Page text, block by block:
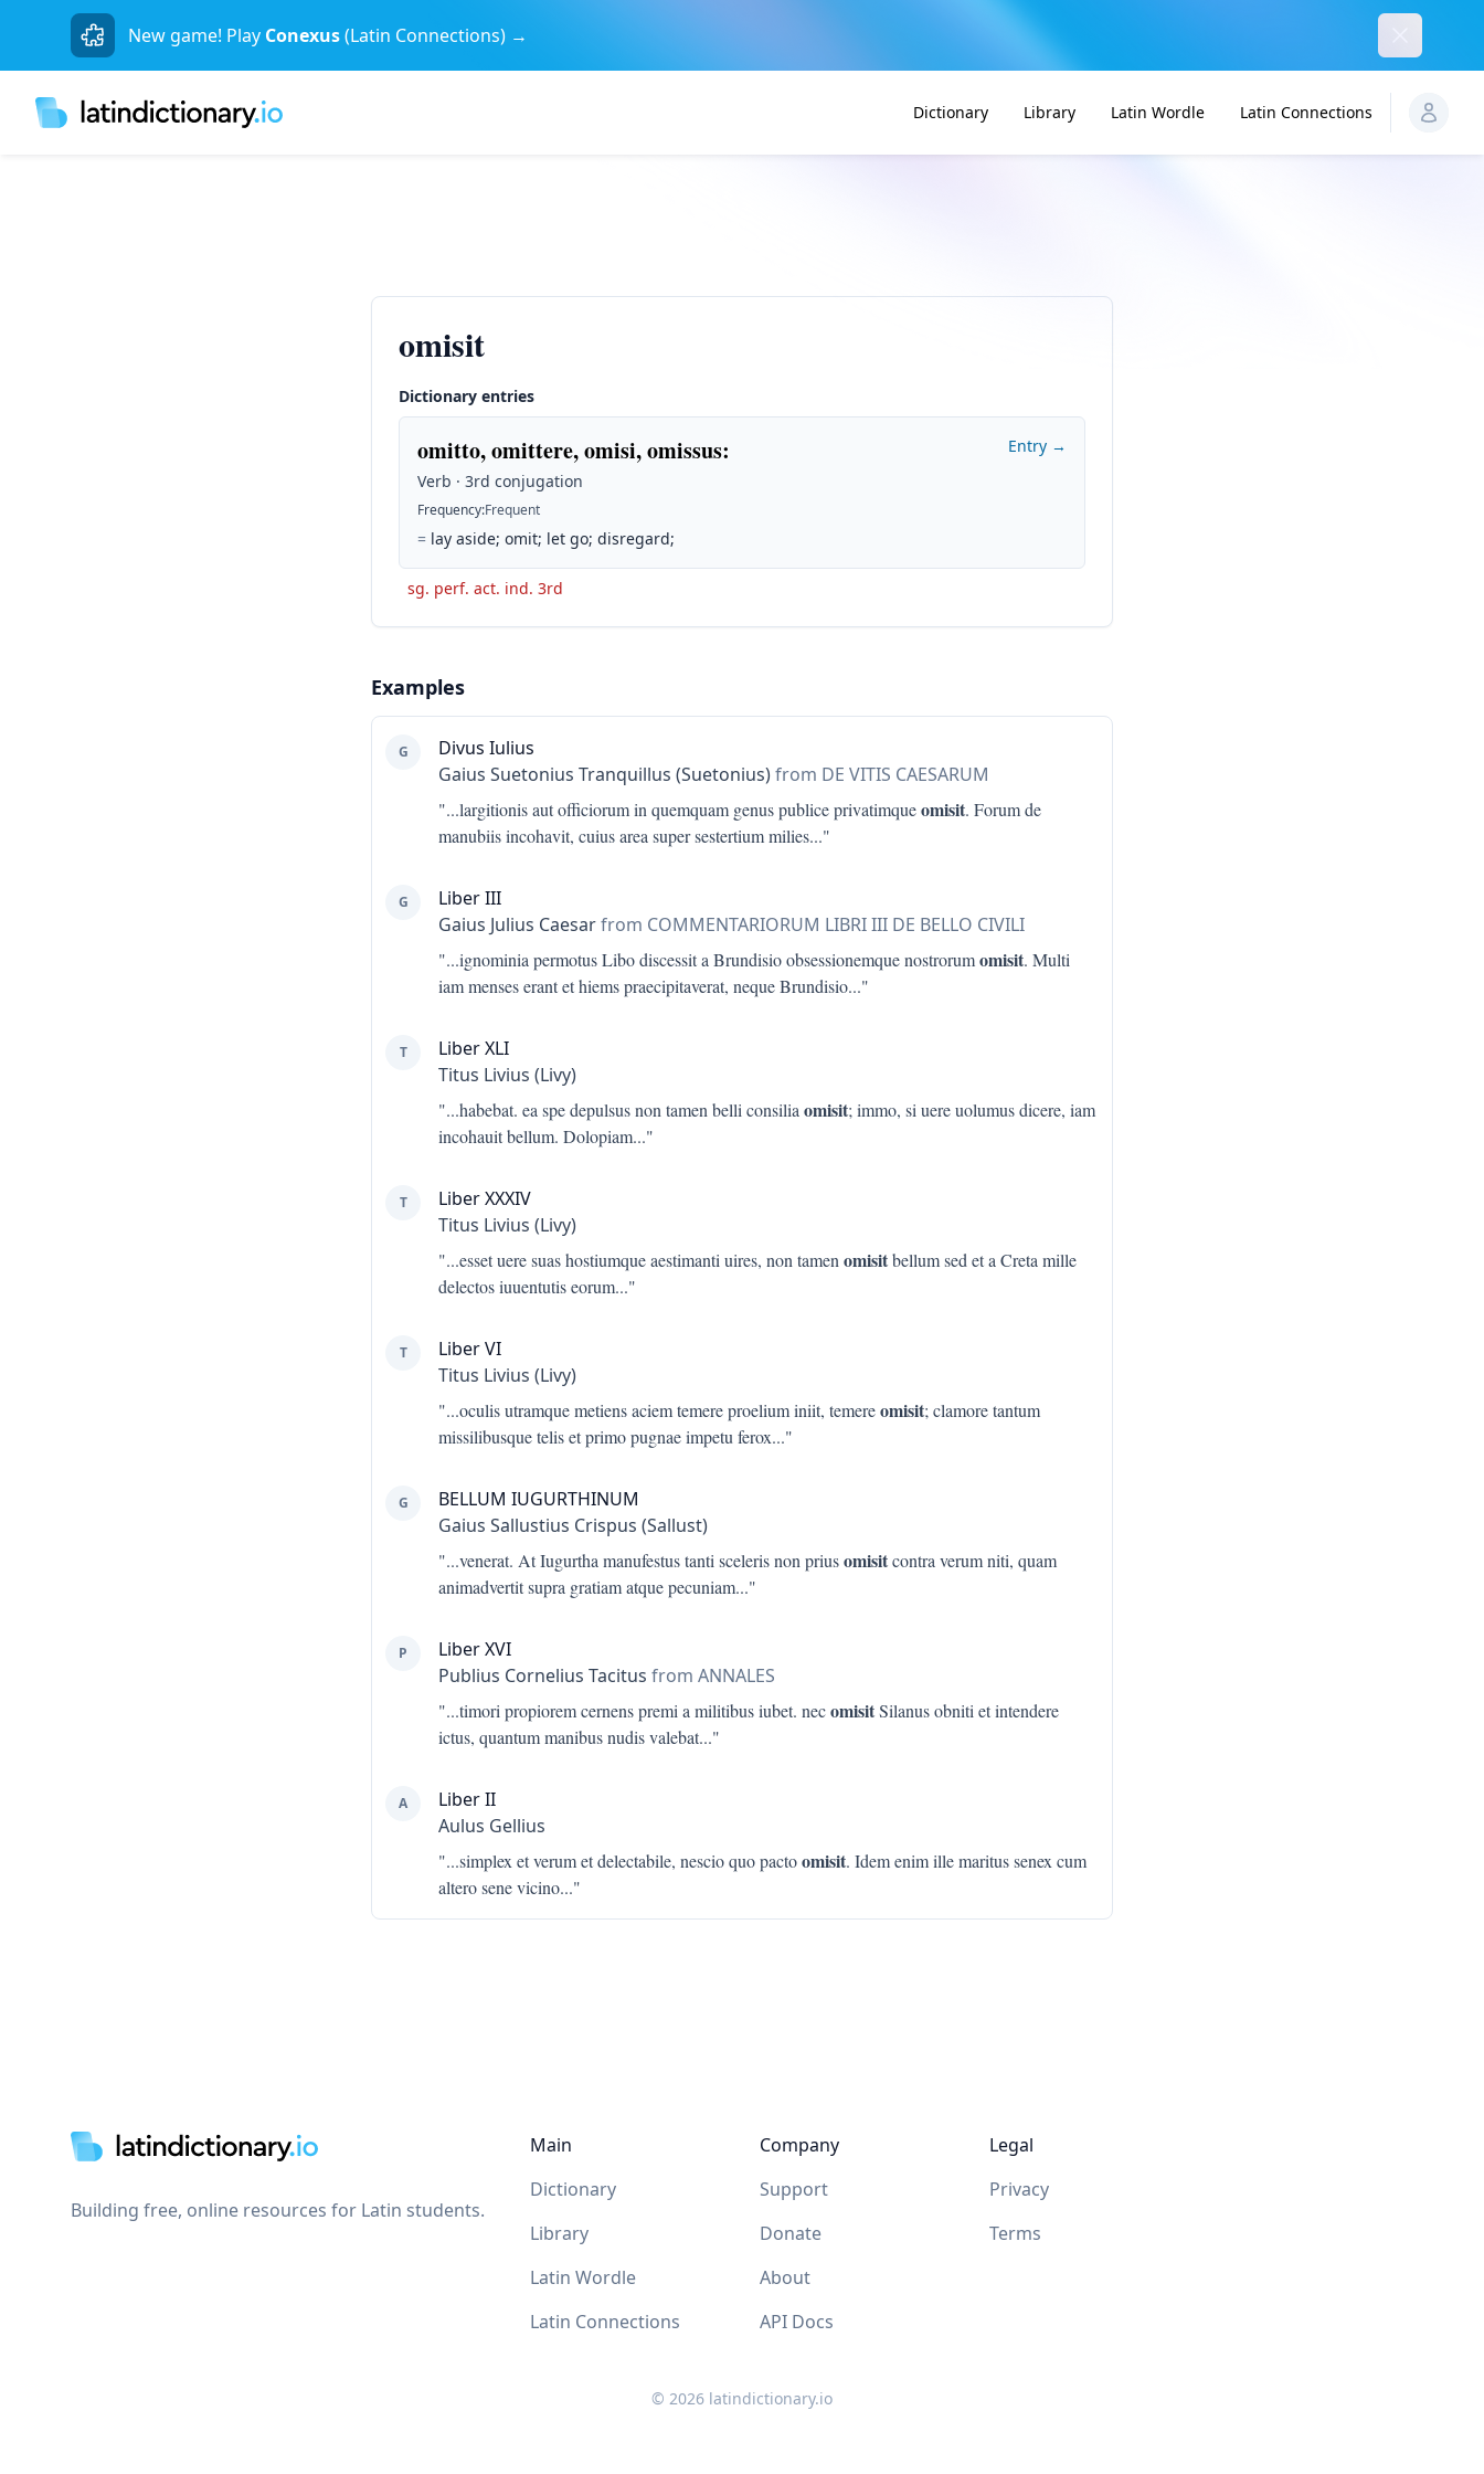
New game! Play Conexus(Latin Connections) →
Dictionary Library Latin Wordle Latin Connections
omisit
Dictionary entries
omitto, omittere, omisi, omissus:
Verb · 3rd conjugation
Frequency:Frequent
= lay aside; omit; let go; disregard;
Entry →
sg. perf. act. ind. 3rd
Examples
G
Divus Iulius
Gaius Suetonius Tranquillus (Suetonius)from DE VITIS CAESARUM
"...largitionis aut officiorum in quemquam genus publice privatimqueomisit. Forum de
manubiis incohavit, cuius area super sestertium milies..."
G
Liber III
Gaius Julius Caesarfrom COMMENTARIORUM LIBRI III DE BELLO CIVILI
"...ignominia permotus Libo discessit a Brundisio obsessionemque nostrorumomisit. Multi
iam menses erant et hiems praecipitaverat, neque Brundisio..."
T
Liber XLI
Titus Livius (Livy)
"...habebat. ea spe depulsus non tamen belli consilia omisit; immo, si uere uolumus dicere, iam
incohauit bellum. Dolopiam..."
T
Liber XXXIV
Titus Livius (Livy)
"...esset uere suas hostiumque aestimanti uires, non tamen omisitbellum sed et a Creta mille
delectos iuuentutis eorum..."
T
Liber VI
Titus Livius (Livy)
"...oculis utramque metiens aciem temere proelium iniit, temereomisit; clamore tantum
missilibusque telis et primo pugnae impetu ferox..."
G
BELLUM IUGURTHINUM
Gaius Sallustius Crispus (Sallust)
"...venerat. At Iugurtha manufestus tanti sceleris non priusomisitcontra verum niti, quam
animadvertit supra gratiam atque pecuniam..."
P
Liber XVI
Publius Cornelius Tacitus from ANNALES
"...timori propiorem cernens premi a militibus iubet. necomisitSilanus obniti et intendere
ictus, quantum manibus nudis valebat..."
A
Liber II
Aulus Gellius
"...simplex et verum et delectabile, nescio quo pactoomisit. Idem enim ille maritus senex cum
altero sene vicino..."
Building free, online resources for Latin students.
Main
Dictionary
Library
Latin Wordle
Latin Connections
Company
Support
Donate
About
API Docs
Legal
Privacy
Terms
© 2026 latindictionary.io